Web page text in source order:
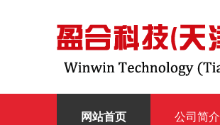
网站首页 公司简介